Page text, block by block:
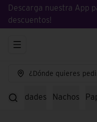
Descarga nuestra App
descuentos!
Abrir menu de
¿Dónde quieres
Nachos